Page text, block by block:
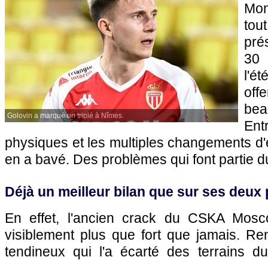
Golovin a marqué un triplé à Nîmes.
30
physiques et les multiples changements
en a bavé. Des problèmes qui font partie
Déjà un meilleur bilan que sur ses
En effet, l'ancien crack du CSKA
visiblement plus que fort que jamais.
tendineux qui l'a écarté des terrains